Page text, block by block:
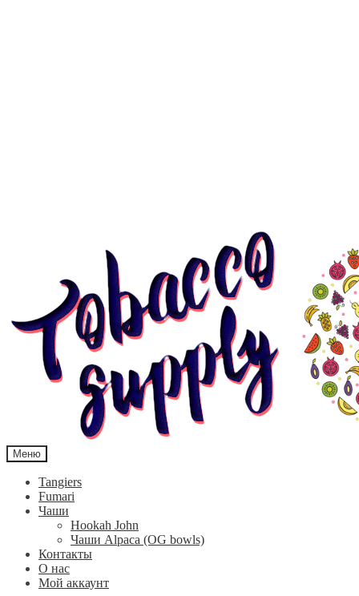
Меню
Tangiers
Fumari
Чаши
Hookah John
Чаши Alpaca (OG bowls)
Контакты
О нас
Мой аккаунт